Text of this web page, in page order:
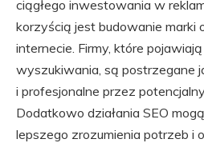
ciągłego inwestowania w
korzyścią jest budowanie marki
internecie. Firmy, które
wyszukiwania, są postrzegane
i profesjonalne przez
Dodatkowo działania SEO
lepszego zrozumienia potrzeb i